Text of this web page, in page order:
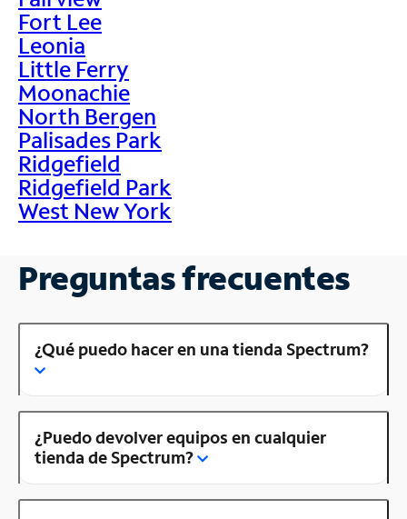
Fort Lee
Leonia
Little Ferry
Moonachie
North Bergen
Palisades Park
Ridgefield
Ridgefield Park
West New York
Preguntas frecuentes
¿Qué puedo hacer en una tienda Spectrum?
¿Puedo devolver equipos en cualquier
tienda de Spectrum?